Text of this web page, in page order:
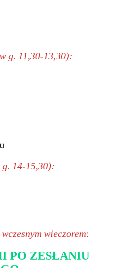
g. 11,30-13,30):
g. 14-15,30):
wieczorem:
PO ZESŁANIU